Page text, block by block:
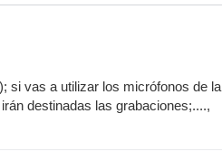
si vas a utilizar los micrófonos de la
destinadas las grabaciones;....,